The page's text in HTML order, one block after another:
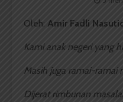
Oleh: Amir Fadli
Kami anak negeri yang
Masih juga ramai-ramai
Dijerat rimbunan